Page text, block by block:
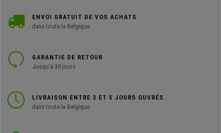
ENVOI GRATUIT DE VOS ACHATS
dans toute la Belgique
GARANTIE DE RETOUR
Jusqu'à 30 jours
LIVRAISON ENTRE 3 ET 5 JOURS OUVRÉS
dans toute la Belgique